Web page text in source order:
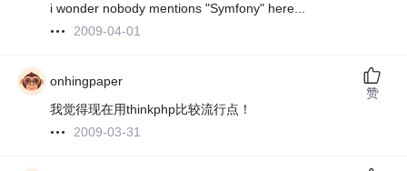
i wonder nobody mentions "Symfony" here...
2009-04-01
onhingpaper
我觉得现在用thinkphp比较流行点！
2009-03-31
赞